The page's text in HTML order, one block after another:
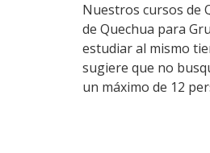
Nuestros cursos de
de Quechua para
estudiar al mismo
sugiere que no
un máximo de 12